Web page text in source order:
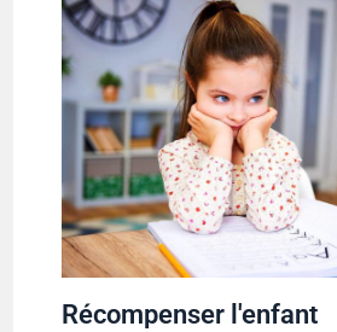
Récompenser l'enfant